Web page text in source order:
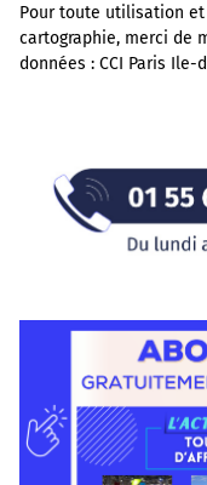
Pour toute utilisation
cartographie, merci de
données : CCI Paris Ile-